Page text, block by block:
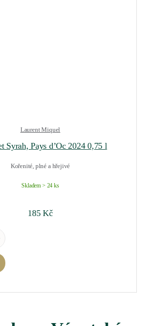
Laurent Miquel
Syrah, Pays d’Oc 2024 0,75 l
Kořenité, plné a hřejivé
Skladem > 24 ks
185Kč
Pays d'Oc 2024 0,75 l množství